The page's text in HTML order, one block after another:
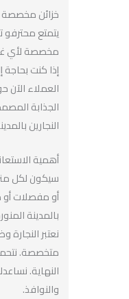
خزائن مخصصة لك
يتمتع محترفو
مخصصة لأي غرفة ،
إذا كنت بحاجة
العملاء الآن
الجذابة
النجارين بالمدينة
أهمية الاستعانة
سيكون لكل
أو مفصلات أو
بالمدينة المنورة.
نعتبر النجارة
متخصصة. نتحمل
النهاية. نساعدك
والنوافذ.